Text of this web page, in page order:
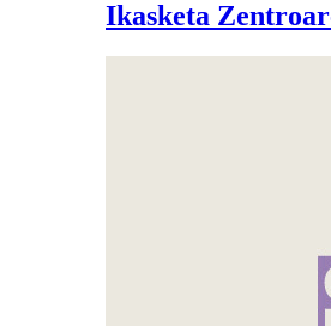
Ikasketa